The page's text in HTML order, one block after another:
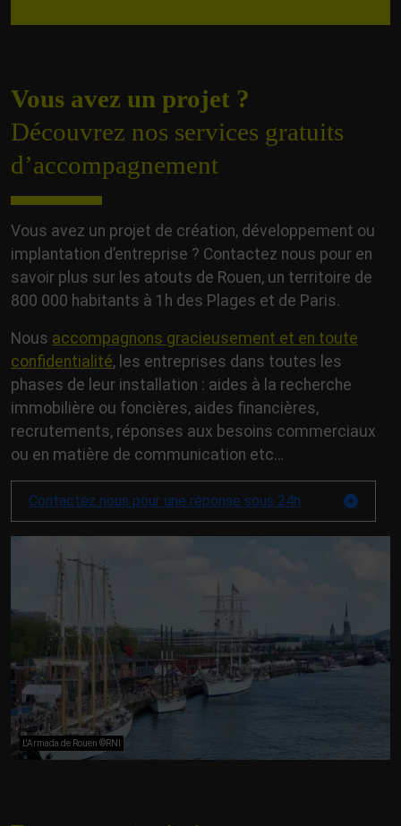
Vous avez un projet ?
Découvrez nos services gratuits
d’accompagnement
Vous avez un projet de création, développement ou
implantation d’entreprise ? Contactez nous pour en
savoir plus sur les atouts de Rouen, un territoire de
800 000 habitants à 1h des Plages et de Paris.
Nous accompagnons gracieusement et en toute
confidentialité, les entreprises dans toutes les
phases de leur installation : aides à la recherche
immobilière ou foncières, aides financières,
recrutements, réponses aux besoins commerciaux
ou en matière de communication etc…
Contactez nous pour une réponse sous 24h
L'Armada de Rouen ©RNI